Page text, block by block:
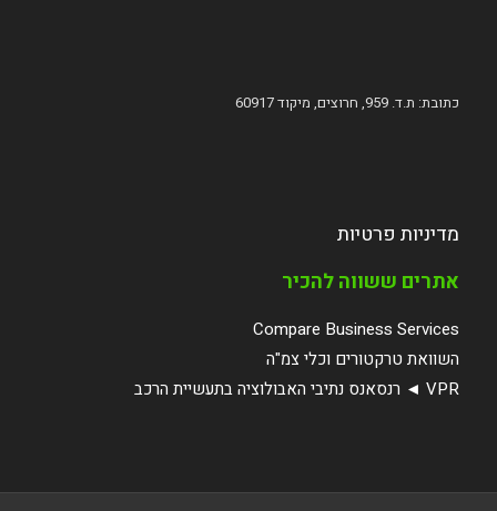
כתובת: ת.ד. 959, חרוצים, מיקוד 60917
מדיניות פרטיות
אתרים ששווה להכיר
Compare Business Services
השוואת טרקטורים וכלי צמ"ה
VPR ◄ רנסאנס נתיבי האבולוציה בתעשיית הרכב